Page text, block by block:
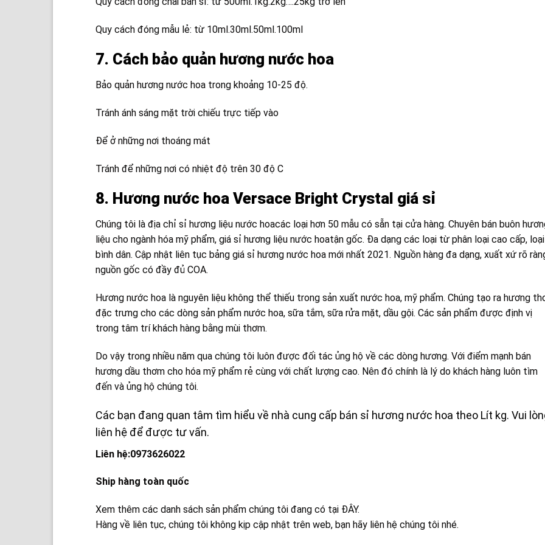
Quy cách đóng mẫu lẻ: từ 10ml.30ml.50ml.100ml
7. Cách bảo quản hương nước hoa
Bảo quản hương nước hoa trong khoảng 10-25 độ.
Tránh ánh sáng mặt trời chiếu trực tiếp vào
Để ở những nơi thoáng mát
Tránh để những nơi có nhiệt độ trên 30 độ C
8. Hương nước hoa Versace Bright Crystal giá sỉ
Chúng tôi là địa chỉ sỉ hương liệu nước hoacác loại hơn 50 mẫu có sẵn tại cửa hàng. Chuyên bán buôn
liệu cho ngành hóa mỹ phẩm, giá sỉ hương liệu nước hoatận gốc. Đa dạng các loại từ phân loại cao cấp, loại
bình dân. Cập nhật liên tục bảng giá sỉ hương nước hoa mới nhất 2021. Nguồn hàng đa dạng, xuất xứ rõ
nguồn gốc có đầy đủ COA.
Hương nước hoa là nguyên liệu không thể thiếu trong sản xuất nước hoa, mỹ phẩm. Chúng tạo ra hương
đặc trưng cho các dòng sản phẩm nước hoa, sữa tắm, sữa rửa mặt, dầu gội. Các sản phẩm được định vị
trong tâm trí khách hàng bằng mùi thơm.
Do vậy trong nhiều năm qua chúng tôi luôn được đối tác ủng hộ về các dòng hương. Với điểm mạnh bán
hương dầu thơm cho hóa mỹ phẩm rẻ cùng với chất lượng cao. Nên đó chính là lý do khách hàng luôn tìm
đến và ủng hộ chúng tôi.
Các bạn đang quan tâm tìm hiểu về nhà cung cấp bán sỉ hương nước hoa theo Lít kg. Vui
liên hệ để được tư vấn.
Liên hệ:0973626022
Ship hàng toàn quốc
Xem thêm các danh sách sản phẩm chúng tôi đang có tại ĐÂY.
Hàng về liên tục, chúng tôi không kịp cập nhật trên web, bạn hãy liên hệ chúng tôi nhé.